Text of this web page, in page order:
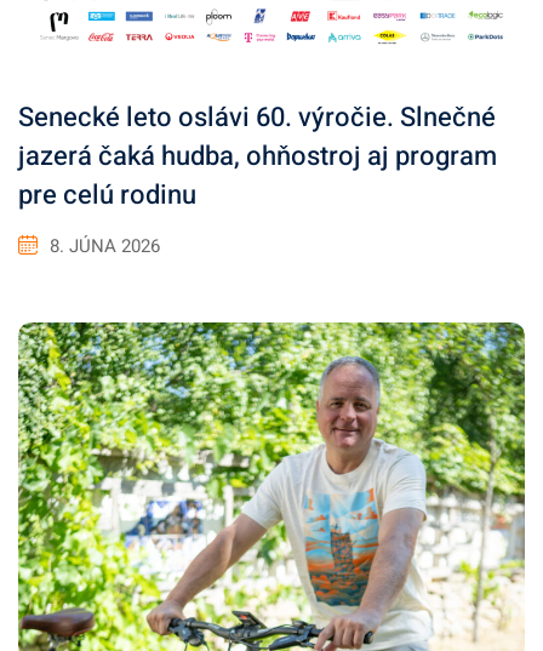
Senecké leto oslávi 60. výročie. Slnečné
jazerá čaká hudba, ohňostroj aj program
pre celú rodinu
8. JÚNA 2026